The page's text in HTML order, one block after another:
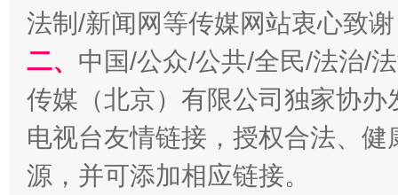
揭开“小金库”的免责幌子
法制/新闻网等传媒网站衷心致
二、 中国/公众/公共/全民/法治/
传媒（北京）有限公司独家协
电视台友情链接，授权合法、
源，并可添加相应链接。